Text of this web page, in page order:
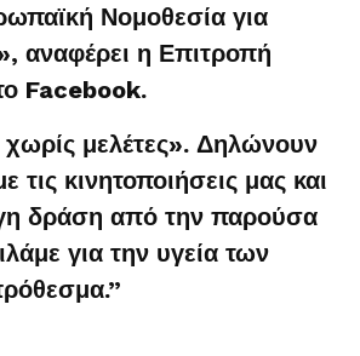
Νομοθεσία για
αναφέρει η Επιτροπή
Facebook.
μελέτες». Δηλώνουν
κινητοποιήσεις μας και
δράση από την παρούσα
για την υγεία των